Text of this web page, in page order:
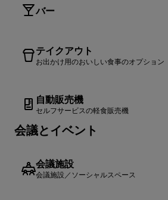
バー
テイクアウト
お出かけ用のおいしい食事のオプション
自動販売機
セルフサービスの軽食販売機
会議とイベント
会議施設
会議施設／ソーシャルスペース